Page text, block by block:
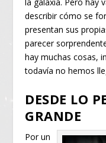
describir cómo se
presentan sus
parecer
hay muchas cosas,
todavía no hemos
DESDE LO
GRANDE
Por un